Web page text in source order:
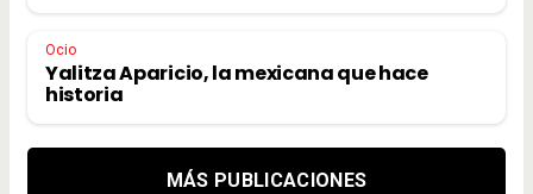
Ocio
Yalitza Aparicio, la mexicana que hace
historia
MÁS PUBLICACIONES